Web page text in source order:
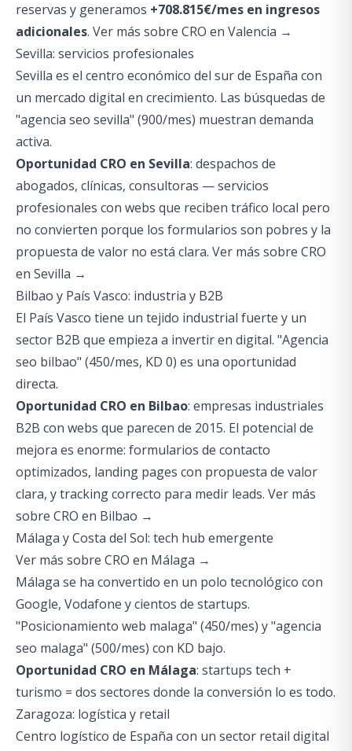
reservas y generamos +708.815€/mes en ingresos
adicionales. Ver más sobre CRO en Valencia →
Sevilla: servicios profesionales
Sevilla es el centro económico del sur de España con
un mercado digital en crecimiento. Las búsquedas de
"agencia seo sevilla" (900/mes) muestran demanda
activa.
Oportunidad CRO en Sevilla: despachos de
abogados, clínicas, consultoras — servicios
profesionales con webs que reciben tráfico local pero
no convierten porque los formularios son pobres y la
propuesta de valor no está clara. Ver más sobre CRO
en Sevilla →
Bilbao y País Vasco: industria y B2B
El País Vasco tiene un tejido industrial fuerte y un
sector B2B que empieza a invertir en digital. "Agencia
seo bilbao" (450/mes, KD 0) es una oportunidad
directa.
Oportunidad CRO en Bilbao: empresas industriales
B2B con webs que parecen de 2015. El potencial de
mejora es enorme: formularios de contacto
optimizados, landing pages con propuesta de valor
clara, y tracking correcto para medir leads. Ver más
sobre CRO en Bilbao →
Málaga y Costa del Sol: tech hub emergente
Ver más sobre CRO en Málaga →
Málaga se ha convertido en un polo tecnológico con
Google, Vodafone y cientos de startups.
"Posicionamiento web malaga" (450/mes) y "agencia
seo malaga" (500/mes) con KD bajo.
Oportunidad CRO en Málaga: startups tech +
turismo = dos sectores donde la conversión lo es todo.
Zaragoza: logística y retail
Centro logístico de España con un sector retail digital